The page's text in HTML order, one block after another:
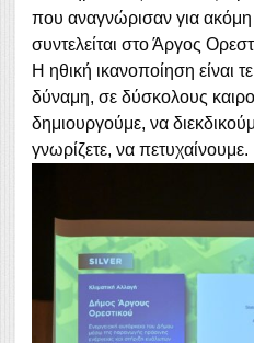
που αναγνώρισαν για
συντελείται στο Άργος
Η ηθική ικανοποίηση είναι
δύναμη, σε δύσκολους
δημιουργούμε, να
γνωρίζετε, να πετυχαίνουμε.